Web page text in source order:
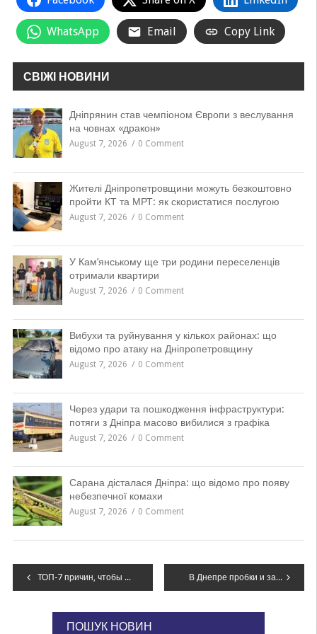
WhatsApp Email Copy Link
СВІЖІ НОВИНИ
Дніпрянин став чемпіоном Європи з веслування
на човнах «дракон»
August 7, 2026 0 Comment
Жителі Дніпропетровщини можуть безкоштовно
пройти КТ та МРТ: як скористатися послугою
August 7, 2026 0 Comment
У Кам’янському ще три родини переселенців
отримали квартири
August 7, 2026 0 Comment
Вибухи та руйнування у кількох районах: що
відомо про атаку на Дніпропетровщину
August 7, 2026 0 Comment
Через удари та пошкодження інфраструктури:
потяги з Дніпра масово вибилися з графіка
August 7, 2026 0 Comment
Сарана дісталася Дніпра: що відомо про появу
небезпечної комахи
August 7, 2026 0 Comment
Навігація
ТОП-7 причин, чтобы остаться в Днепре на первых зимних выходных В Днепре пробки и задержки общественного транспорта из-за аварий на главных магистралях города
ПОШУК НОВИН